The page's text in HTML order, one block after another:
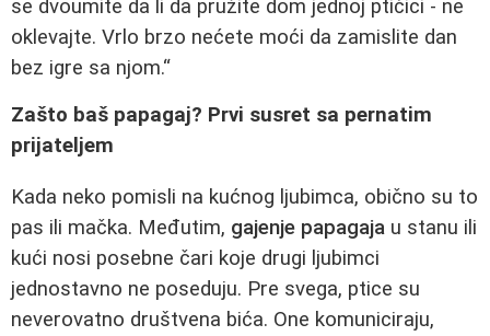
se dvoumite da li da pružite dom jednoj ptičici - ne
oklevajte. Vrlo brzo nećete moći da zamislite dan
bez igre sa njom.“
Zašto baš papagaj? Prvi susret sa pernatim
prijateljem
Kada neko pomisli na kućnog ljubimca, obično su to
pas ili mačka. Međutim, gajenje papagaja u stanu ili
kući nosi posebne čari koje drugi ljubimci
jednostavno ne poseduju. Pre svega, ptice su
neverovatno društvena bića. One komuniciraju,